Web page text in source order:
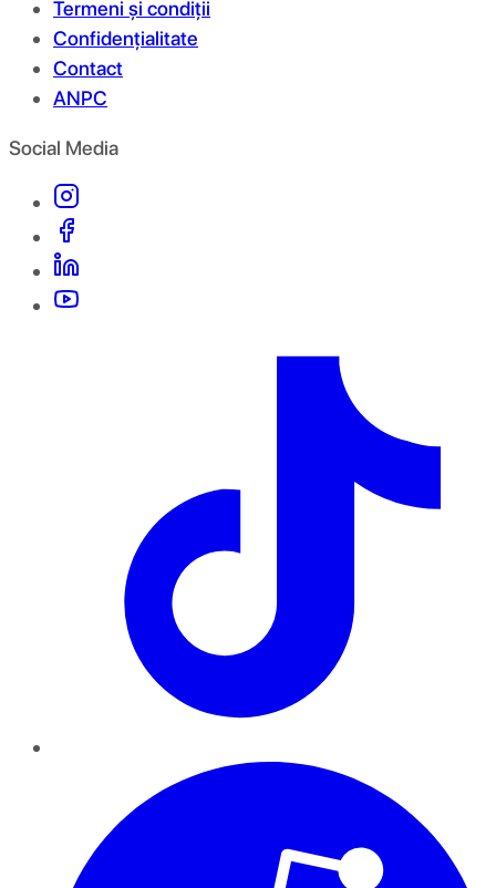
Termeni și condiții
Confidențialitate
Contact
ANPC
Social Media